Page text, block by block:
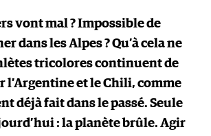
vont mal ? Impossible de
dans les Alpes ? Qu’à cela ne
tricolores continuent de
l’Argentine et le Chili, comme
déjà fait dans le passé. Seule
: la planète brûle. Agir